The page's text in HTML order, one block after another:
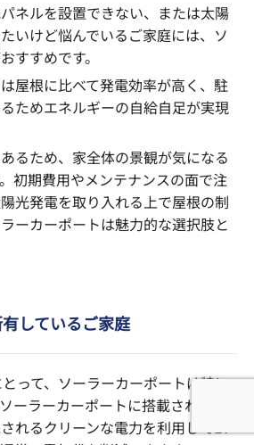
ネルを設置できない、または太陽
いけど悩んでいるご家庭には、ソ
すすめです。
屋根に比べて発電効率が高く、駐
ためエネルギーの自給自足が実現
るため、家全体の景観が気になる
初期費用やメンテナンスの面で注
光発電を取り入れる上で屋根の制
ーカーポートは魅力的な選択肢と
しているご家庭
って、ソーラーカーポートは特に
ーラーカーポートに搭載された太
れるクリーンな電力を利用してEV